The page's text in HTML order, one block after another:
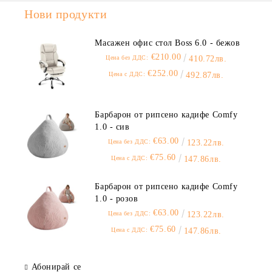
Нови продукти
Масажен офис стол Boss 6.0 - бежов
Цена без ДДС: €210.00 410.72лв.
Цена с ДДС: €252.00 492.87лв.
Барбарон от рипсено кадифе Comfy
1.0 - сив
Цена без ДДС: €63.00 123.22лв.
Цена с ДДС: €75.60 147.86лв.
Барбарон от рипсено кадифе Comfy
1.0 - розов
Цена без ДДС: €63.00 123.22лв.
Цена с ДДС: €75.60 147.86лв.
Абонирай се